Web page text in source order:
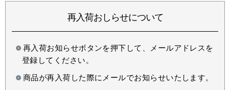
再入荷おしらせについて
再入荷お知らせボタンを押下して、メールアドレスを
登録してください。
商品が再入荷した際にメールでお知らせいたします。